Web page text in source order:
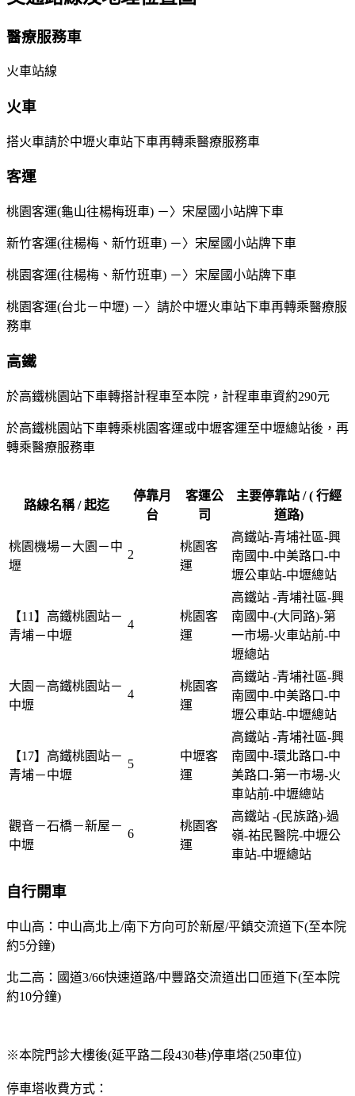
醫療服務車
火車站線
火車
搭火車請於中壢火車站下車再轉乘醫療服務車
客運
桃園客運(龜山往楊梅班車) －〉宋屋國小站牌下車
新竹客運(往楊梅、新竹班車) －〉宋屋國小站牌下車
桃園客運(往楊梅、新竹班車) －〉宋屋國小站牌下車
桃園客運(台北－中壢) －〉請於中壢火車站下車再轉乘醫療服
務車
高鐵
於高鐵桃園站下車轉搭計程車至本院，計程車車資約290元
於高鐵桃園站下車轉乘桃園客運或中壢客運至中壢總站後，再
轉乘醫療服務車
路線名稱 / 起迄
停靠月
台
客運公
司
主要停靠站 / ( 行經
道路)
桃園機場－大園－中
壢
2
桃園客
運
高鐵站-青埔社區-興
南國中-中美路口-中
壢公車站-中壢總站
【11】高鐵桃園站－
青埔－中壢
4
桃園客
運
高鐵站 -青埔社區-興
南國中-(大同路)-第
一市場-火車站前-中
壢總站
大園－高鐵桃園站－
中壢
4
桃園客
運
高鐵站 -青埔社區-興
南國中-中美路口-中
壢公車站-中壢總站
【17】高鐵桃園站－
青埔－中壢
5
中壢客
運
高鐵站 -青埔社區-興
南國中-環北路口-中
美路口-第一市場-火
車站前-中壢總站
觀音－石橋－新屋－
中壢
6
桃園客
運
高鐵站 -(民族路)-過
嶺-祐民醫院-中壢公
車站-中壢總站
自行開車
中山高：中山高北上/南下方向可於新屋/平鎮交流道下(至本院
約5分鐘)
北二高：國道3/66快速道路/中豐路交流道出口匝道下(至本院
約10分鐘)
※本院門診大樓後(延平路二段430巷)停車塔(250車位)
停車塔收費方式：